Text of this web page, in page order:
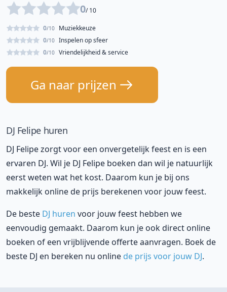
0/ 10
Muziekkeuze
0/10
Inspelen op sfeer
0/10
Vriendelijkheid & service
0/10
Ga naar prijzen
DJ Felipe huren
DJ Felipe zorgt voor een onvergetelijk feest en is een
ervaren DJ. Wil je DJ Felipe boeken dan wil je natuurlijk
eerst weten wat het kost. Daarom kun je bij ons
makkelijk online de prijs berekenen voor jouw feest.
De beste DJ huren voor jouw feest hebben we
eenvoudig gemaakt. Daarom kun je ook direct online
boeken of een vrijblijvende offerte aanvragen. Boek de
beste DJ en bereken nu online de prijs voor jouw DJ.